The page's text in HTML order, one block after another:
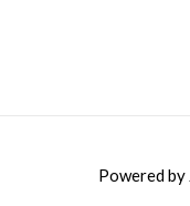
Powered by